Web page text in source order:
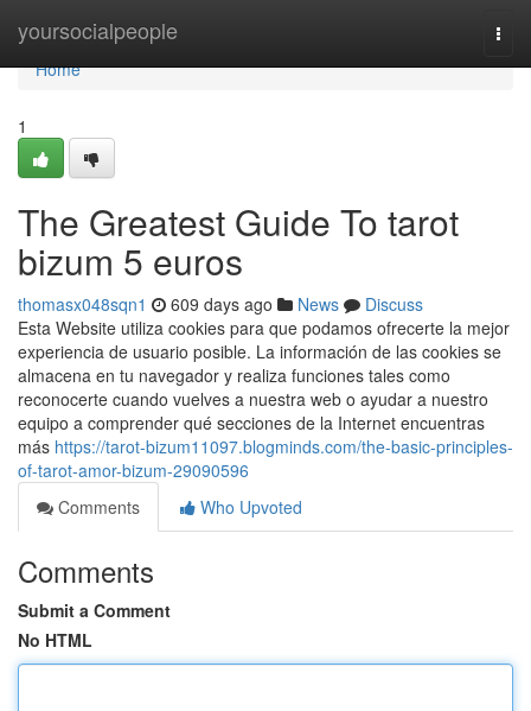
yoursocialpeople
Home
Home
1
The Greatest Guide To tarot
bizum 5 euros
thomasx048sqn1 609 days ago News
Discuss
Esta Website utiliza cookies para que podamos ofrecerte la mejor
experiencia de usuario posible. La información de las cookies se
almacena en tu navegador y realiza funciones tales como
reconocerte cuando vuelves a nuestra web o ayudar a nuestro
equipo a comprender qué secciones de la Internet encuentras
más https://tarot-bizum11097.blogminds.com/the-basic-principles-
of-tarot-amor-bizum-29090596
Comments
Who Upvoted
Comments
Submit a Comment
No HTML